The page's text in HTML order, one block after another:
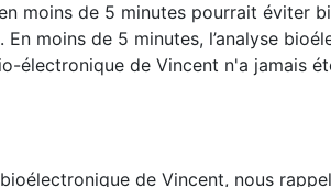
moins de 5 minutes pourrait éviter
moins de 5 minutes, l’analyse
électronique de Vincent n'a jamais
de Vincent, nous